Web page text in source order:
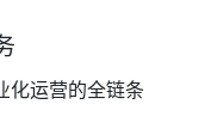
化运营的全链条